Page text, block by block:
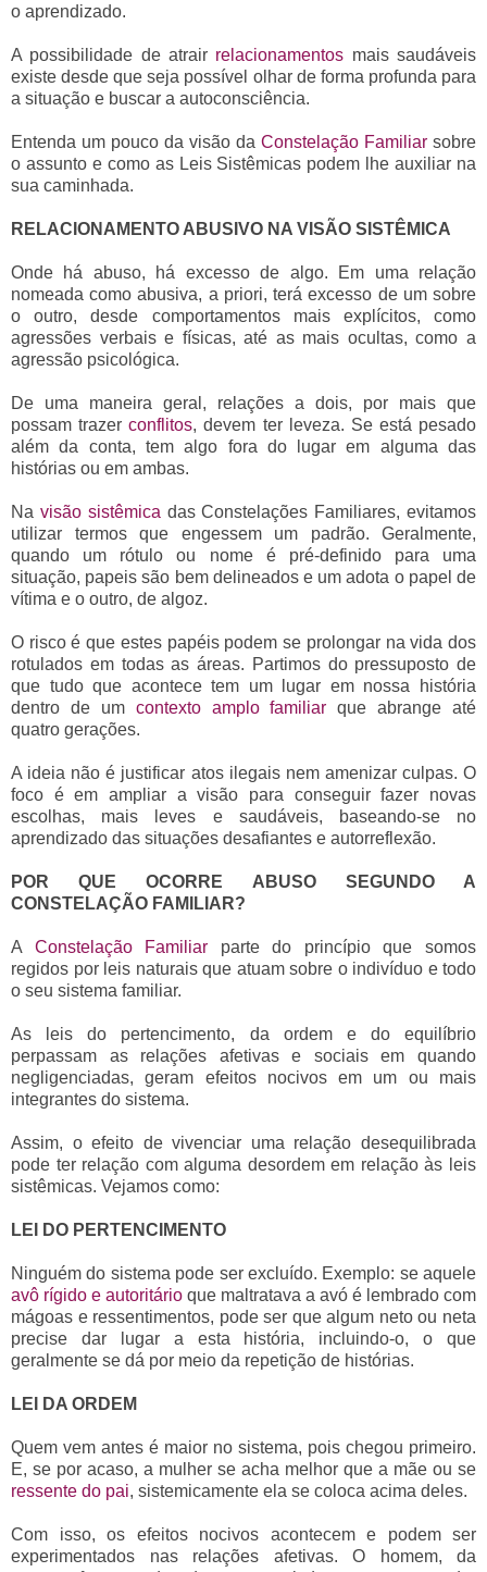
o aprendizado.
A possibilidade de atrair relacionamentos mais saudáveis
existe desde que seja possível olhar de forma profunda para
a situação e buscar a autoconsciência.
Entenda um pouco da visão da Constelação Familiar sobre
o assunto e como as Leis Sistêmicas podem lhe auxiliar na
sua caminhada.
RELACIONAMENTO ABUSIVO NA VISÃO SISTÊMICA
Onde há abuso, há excesso de algo. Em uma relação
nomeada como abusiva, a priori, terá excesso de um sobre
o outro, desde comportamentos mais explícitos, como
agressões verbais e físicas, até as mais ocultas, como a
agressão psicológica.
De uma maneira geral, relações a dois, por mais que
possam trazerconflitos, devem ter leveza. Se está pesado
além da conta, tem algo fora do lugar em alguma das
histórias ou em ambas.
Na visão sistêmica das Constelações Familiares, evitamos
utilizar termos que engessem um padrão. Geralmente,
quando um rótulo ou nome é pré-definido para uma
situação, papeis são bem delineados e um adota o papel de
vítima e o outro, de algoz.
O risco é que estes papéis podem se prolongar na vida dos
rotulados em todas as áreas. Partimos do pressuposto de
que tudo que acontece tem um lugar em nossa história
dentro de um contexto amplo familiar que abrange até
quatro gerações.
A ideia não é justificar atos ilegais nem amenizar culpas. O
foco é em ampliar a visão para conseguir fazer novas
escolhas, mais leves e saudáveis, baseando-se no
aprendizado das situações desafiantes e autorreflexão.
POR QUE OCORRE ABUSO SEGUNDO A
CONSTELAÇÃO FAMILIAR?
A Constelação Familiar parte do princípio que somos
regidos por leis naturais que atuam sobre o indivíduo e todo
o seu sistema familiar.
As leis do pertencimento, da ordem e do equilíbrio
perpassam as relações afetivas e sociais em quando
negligenciadas, geram efeitos nocivos em um ou mais
integrantes do sistema.
Assim, o efeito de vivenciar uma relação desequilibrada
pode ter relação com alguma desordem em relação às leis
sistêmicas. Vejamos como:
LEI DO PERTENCIMENTO
Ninguém do sistema pode ser excluído. Exemplo: se aquele
avô rígido e autoritário que maltratava a avó é lembrado com
mágoas e ressentimentos, pode ser que algum neto ou neta
precise dar lugar a esta história, incluindo-o, o que
geralmente se dá por meio da repetição de histórias.
LEI DA ORDEM
Quem vem antes é maior no sistema, pois chegou primeiro.
E, se por acaso, a mulher se acha melhor que a mãe ou se
ressente do pai, sistemicamente ela se coloca acima deles.
Com isso, os efeitos nocivos acontecem e podem ser
experimentados nas relações afetivas. O homem, da